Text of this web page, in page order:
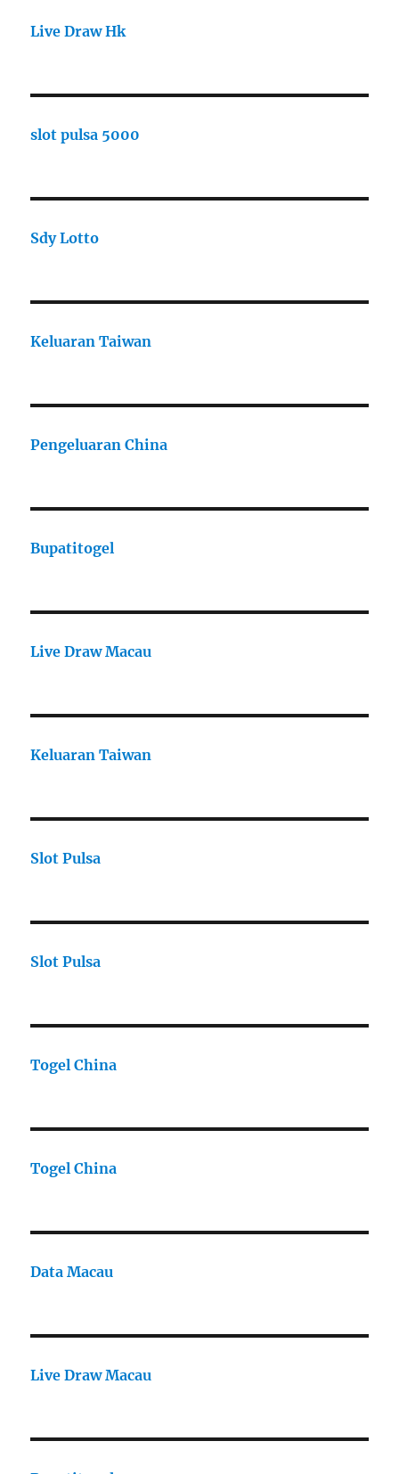
Live Draw Hk
slot pulsa 5000
Sdy Lotto
Keluaran Taiwan
Pengeluaran China
Bupatitogel
Live Draw Macau
Keluaran Taiwan
Slot Pulsa
Slot Pulsa
Togel China
Togel China
Data Macau
Live Draw Macau